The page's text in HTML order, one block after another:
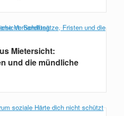
Mietersicht:
und die mündliche